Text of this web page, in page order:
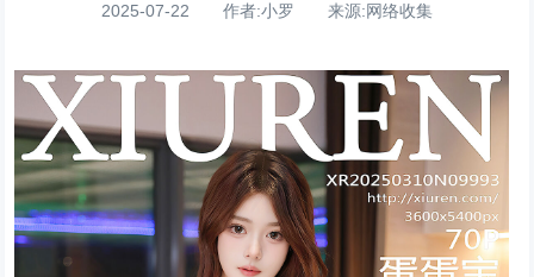
2025-07-22 作者:小罗 来源:网络收集